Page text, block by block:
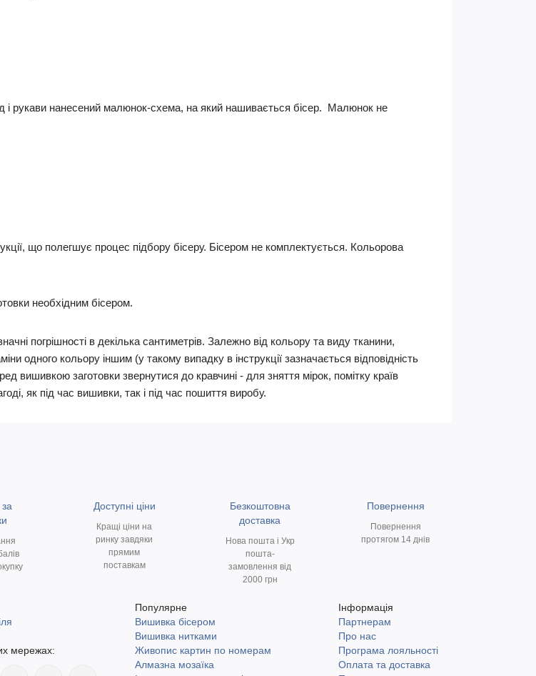
і рукави нанесений малюнок-схема, на який нашивається бісер. Малюнок не
що полегшує процес підбору бісеру. Бісером не комплектується. Кольорова
необхідним бісером.
погрішності в декілька сантиметрів. Залежно від кольору та виду тканини,
одного кольору іншим (у такому випадку в інструкції зазначається відповідність
вишивкою заготовки звернутися до кравчині - для зняття мірок, помітку країв
як під час вишивки, так і під час пошиття виробу.
Доступні ціни
Кращі ціни на
ринку завдяки
прямим
поставкам
Безкоштовна
доставка
Нова пошта і Укр
пошта-
замовлення від
2000 грн
Повернення
Повернення
протягом 14 днів
мережах:
Популярне
Вишивка бісером
Вишивка нитками
Живопис картин по номерам
Алмазна мозаїка
Інформація
Партнерам
Про нас
Програма лояльності
Оплата та доставка